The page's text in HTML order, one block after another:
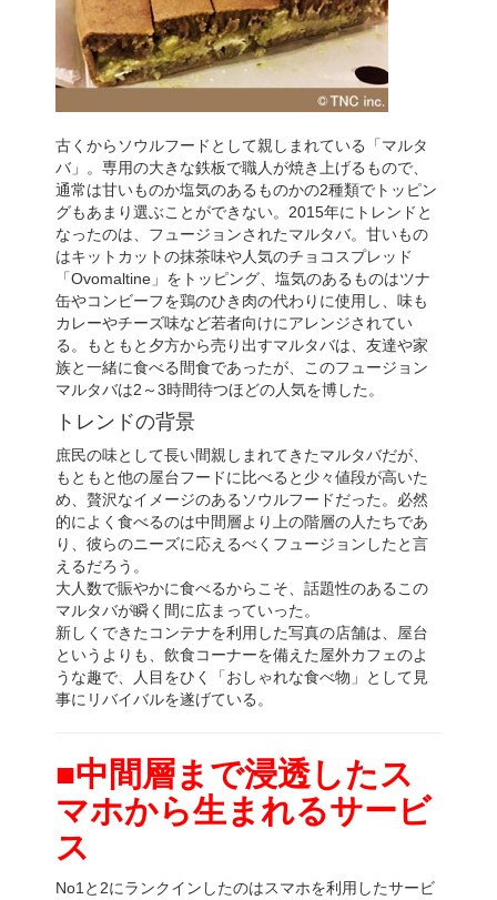
古くからソウルフードとして親しまれている「マルタ
バ」。専用の大きな鉄板で職人が焼き上げるもので、
通常は甘いものか塩気のあるものかの2種類でトッピン
グもあまり選ぶことができない。2015年にトレンドと
なったのは、フュージョンされたマルタバ。甘いもの
はキットカットの抹茶味や人気のチョコスプレッド
「Ovomaltine」をトッピング、塩気のあるものはツナ
缶やコンビーフを鶏のひき肉の代わりに使用し、味も
カレーやチーズ味など若者向けにアレンジされてい
る。もともと夕方から売り出すマルタバは、友達や家
族と一緒に食べる間食であったが、このフュージョン
マルタバは2～3時間待つほどの人気を博した。
トレンドの背景
庶民の味として長い間親しまれてきたマルタバだが、
もともと他の屋台フードに比べると少々値段が高いた
め、贅沢なイメージのあるソウルフードだった。必然
的によく食べるのは中間層より上の階層の人たちであ
り、彼らのニーズに応えるべくフュージョンしたと言
えるだろう。
大人数で賑やかに食べるからこそ、話題性のあるこの
マルタバが瞬く間に広まっていった。
新しくできたコンテナを利用した写真の店舗は、屋台
というよりも、飲食コーナーを備えた屋外カフェのよ
うな趣で、人目をひく「おしゃれな食べ物」として見
事にリバイバルを遂げている。
■中間層まで浸透したス
マホから生まれるサービ
ス
No1と2にランクインしたのはスマホを利用したサービ